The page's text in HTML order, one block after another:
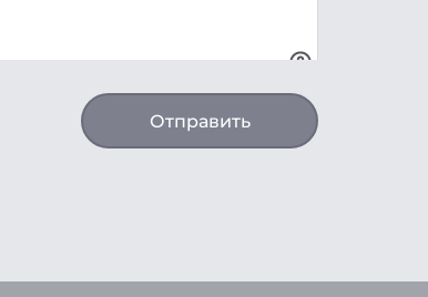
Отправить